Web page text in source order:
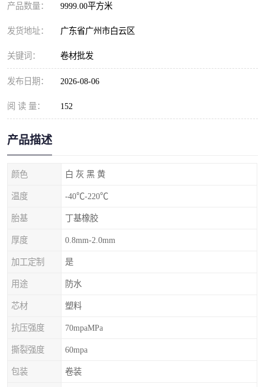
产品数量： 9999.00平方米
发货地址： 广东省广州市白云区
关键词： 卷材批发
发布日期： 2026-08-06
阅 读 量： 152
产品描述
颜色 白 灰 黑 黄
温度 -40℃-220℃
胎基 丁基橡胶
厚度 0.8mm-2.0mm
加工定制 是
用途 防水
芯材 塑料
抗压强度 70mpaMPa
撕裂强度 60mpa
包装 卷装